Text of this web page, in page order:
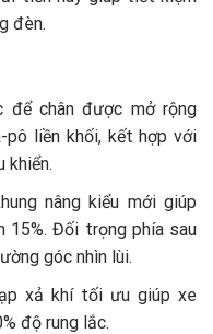
đèn.
để chân được mở rộng
pô liền khối, kết hợp với
khiển.
nâng kiểu mới giúp
15%. Đối trọng phía sau
góc nhìn lùi.
xả khí tối ưu giúp xe
độ rung lắc.